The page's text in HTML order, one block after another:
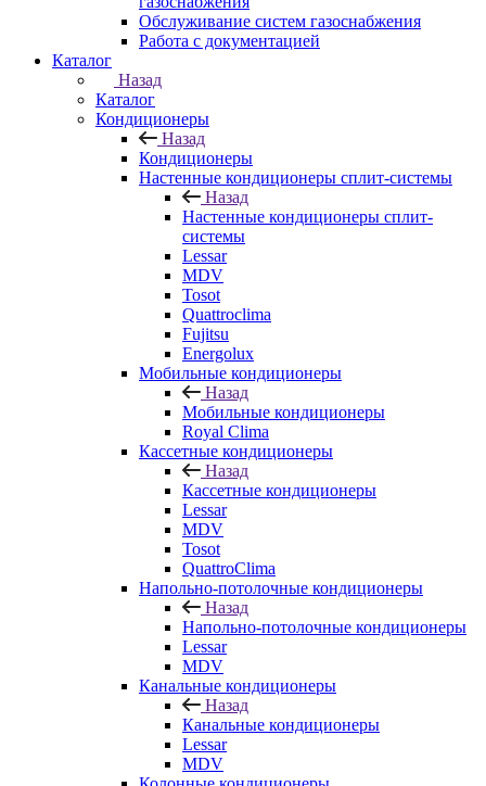
Обслуживание систем газоснабжения
Работа с документацией
Каталог
Назад
Каталог
Кондиционеры
Назад
Кондиционеры
Настенные кондиционеры сплит-системы
Назад
Настенные кондиционеры сплит-
системы
Lessar
MDV
Tosot
Quattroclima
Fujitsu
Energolux
Мобильные кондиционеры
Назад
Мобильные кондиционеры
Royal Clima
Кассетные кондиционеры
Назад
Кассетные кондиционеры
Lessar
MDV
Tosot
QuattroClima
Напольно-потолочные кондиционеры
Назад
Напольно-потолочные кондиционеры
Lessar
MDV
Канальные кондиционеры
Назад
Канальные кондиционеры
Lessar
MDV